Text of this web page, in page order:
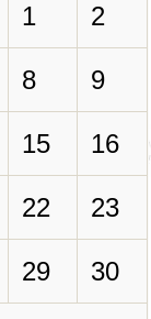
1 2
8 9
15 16
22 23
29 30